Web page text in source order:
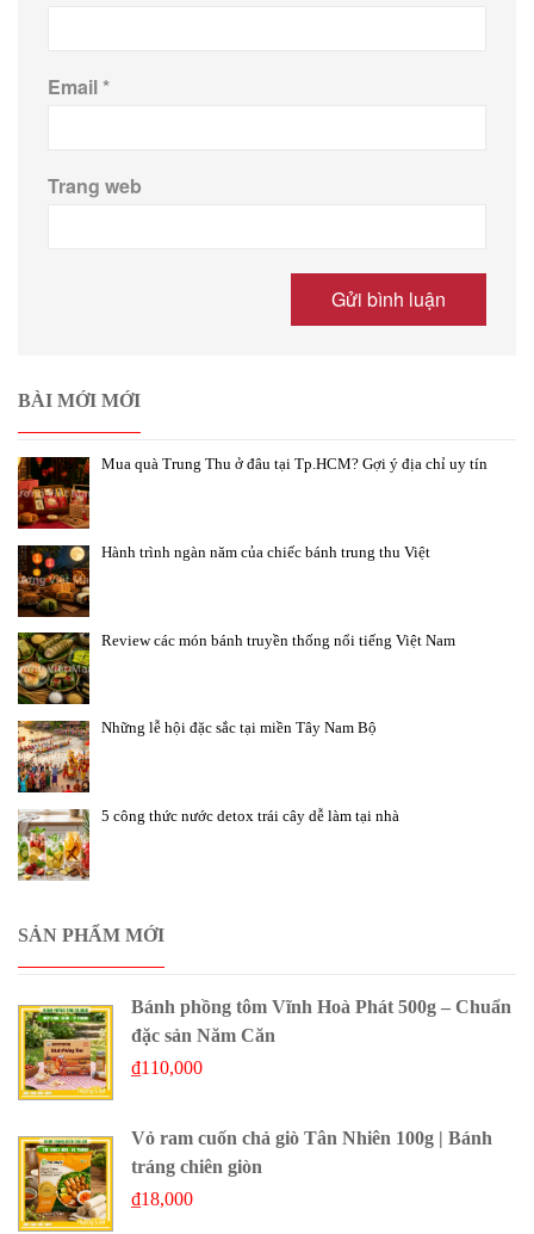
Email*
Trang web
BÀI MỚI MỚI
Mua quà Trung Thu ở đâu tại Tp.HCM? Gợi ý địa chỉ uy tín
Hành trình ngàn năm của chiếc bánh trung thu Việt
Review các món bánh truyền thống nổi tiếng Việt Nam
Những lễ hội đặc sắc tại miền Tây Nam Bộ
5 công thức nước detox trái cây dễ làm tại nhà
SẢN PHẨM MỚI
Bánh phồng tôm Vĩnh Hoà Phát 500g – Chuẩn
đặc sản Năm Căn
₫110,000
Vỏ ram cuốn chả giò Tân Nhiên 100g | Bánh
tráng chiên giòn
₫18,000